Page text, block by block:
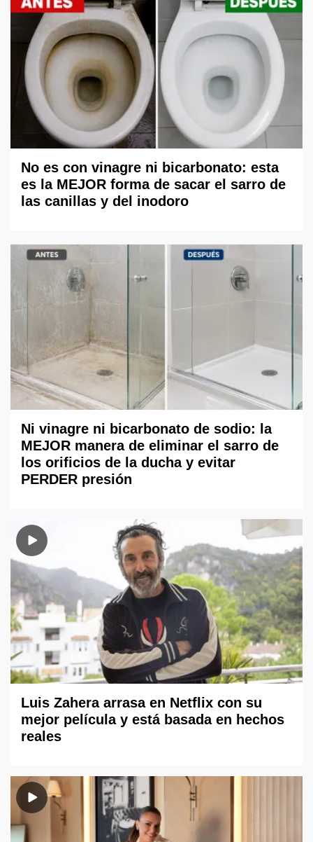
No es con vinagre ni bicarbonato: esta
es la MEJOR forma de sacar el sarro de
las canillas y del inodoro
Ni vinagre ni bicarbonato de sodio: la
MEJOR manera de eliminar el sarro de
los orificios de la ducha y evitar
PERDER presión
Luis Zahera arrasa en Netflix con su
mejor película y está basada en hechos
reales